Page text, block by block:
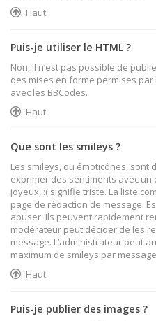
Haut
Puis-je utiliser le HTML ?
Non, il n’est pas possible de
des mises en forme permises
avec les BBCodes.
Haut
Que sont les smileys ?
Les smileys, ou émoticônes, sont
exprimer des sentiments avec un
joyeux, :( signifie triste. La liste
page de rédaction de message.
abuser. Ils peuvent rapidement
modérateur peut décider de les
message. L’administrateur peut
maximum de smileys par
Haut
Puis-je publier des images ?